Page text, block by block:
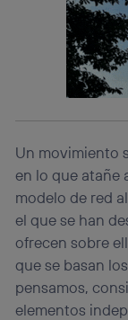
Un movimiento
en lo que atañe
modelo de red
el que se han
ofrecen sobre
que se basan
pensamos,
elementos
Este
lo que
consienta el
identificador.
Si utilizas una
el marketing
actividades
Si utilizas
navegación
Puedes
“Administrar
visitando el
(“consenthub”)
la política de